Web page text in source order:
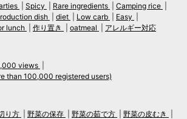
Spicy Rare ingredients
Camping rice
dish diet Low carb
Easy
lunch 作り置き oatmeal アレルギー対応
views
than 100,000 registered users)
り方 野菜の保存 野菜の茹で方
野菜の皮むき